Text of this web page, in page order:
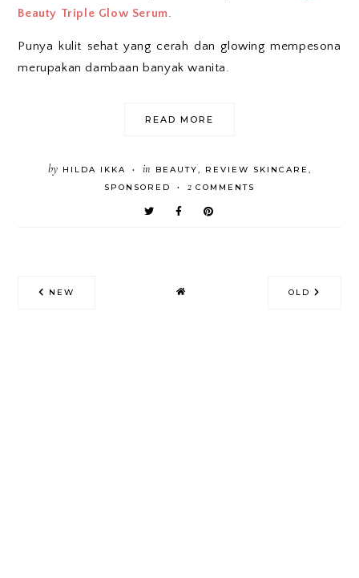
Beauty Triple Glow Serum.
Punya kulit sehat yang cerah dan glowing mempesona
merupakan dambaan banyak wanita.
READ MORE
by HILDA IKKA • in BEAUTY, REVIEW SKINCARE ,
SPONSORED
• 2 COMMENTS
NEW OLD